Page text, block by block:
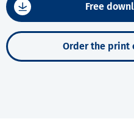
Free
Order the print